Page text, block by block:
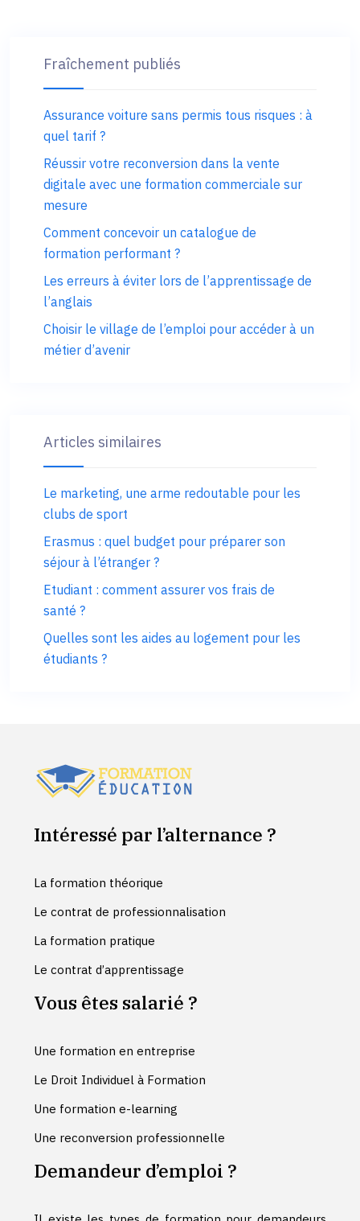
Fraîchement publiés
Assurance voiture sans permis tous risques : à
quel tarif ?
Réussir votre reconversion dans la vente
digitale avec une formation commerciale sur
mesure
Comment concevoir un catalogue de
formation performant ?
Les erreurs à éviter lors de l’apprentissage de
l’anglais
Choisir le village de l’emploi pour accéder à un
métier d’avenir
Articles similaires
Le marketing, une arme redoutable pour les
clubs de sport
Erasmus : quel budget pour préparer son
séjour à l’étranger ?
Etudiant : comment assurer vos frais de
santé ?
Quelles sont les aides au logement pour les
étudiants ?
Intéressé par l’alternance ?
La formation théorique
Le contrat de professionnalisation
La formation pratique
Le contrat d’apprentissage
Vous êtes salarié ?
Une formation en entreprise
Le Droit Individuel à Formation
Une formation e-learning
Une reconversion professionnelle
Demandeur d’emploi ?